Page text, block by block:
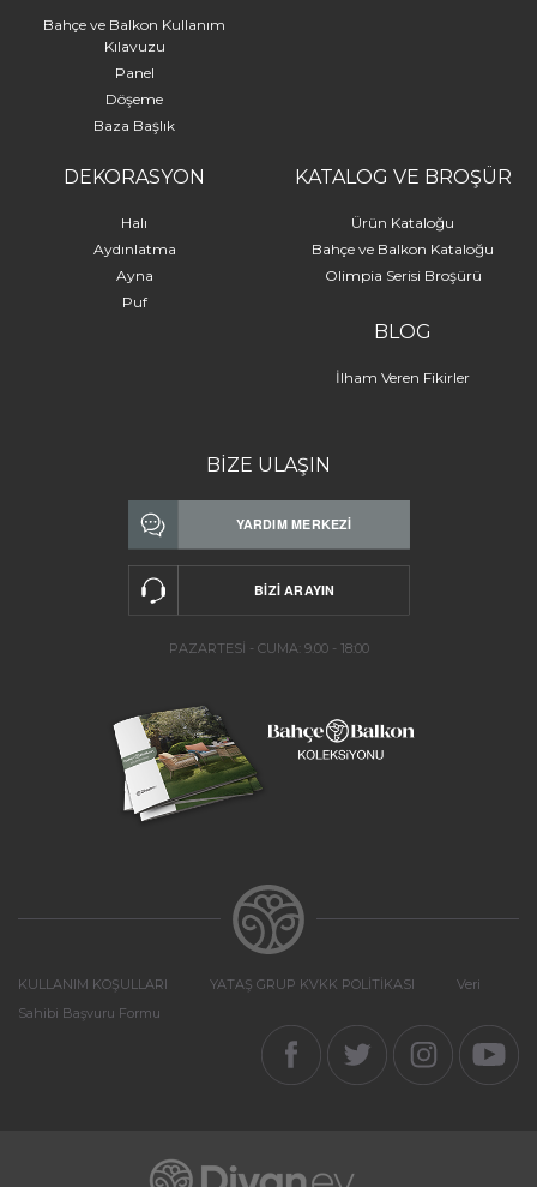
Bahçe ve Balkon Kullanım
Kılavuzu
Panel
Döşeme
Baza Başlık
DEKORASYON
Halı
Aydınlatma
Ayna
Puf
KATALOG VE BROŞÜR
Ürün Kataloğu
Bahçe ve Balkon Kataloğu
Olimpia Serisi Broşürü
BLOG
İlham Veren Fikirler
BİZE ULAŞIN
PAZARTESİ - CUMA: 9.00 - 18:00
KULLANIM KOŞULLARI YATAŞ GRUP KVKK POLİTİKASI
Veri
Sahibi Başvuru Formu